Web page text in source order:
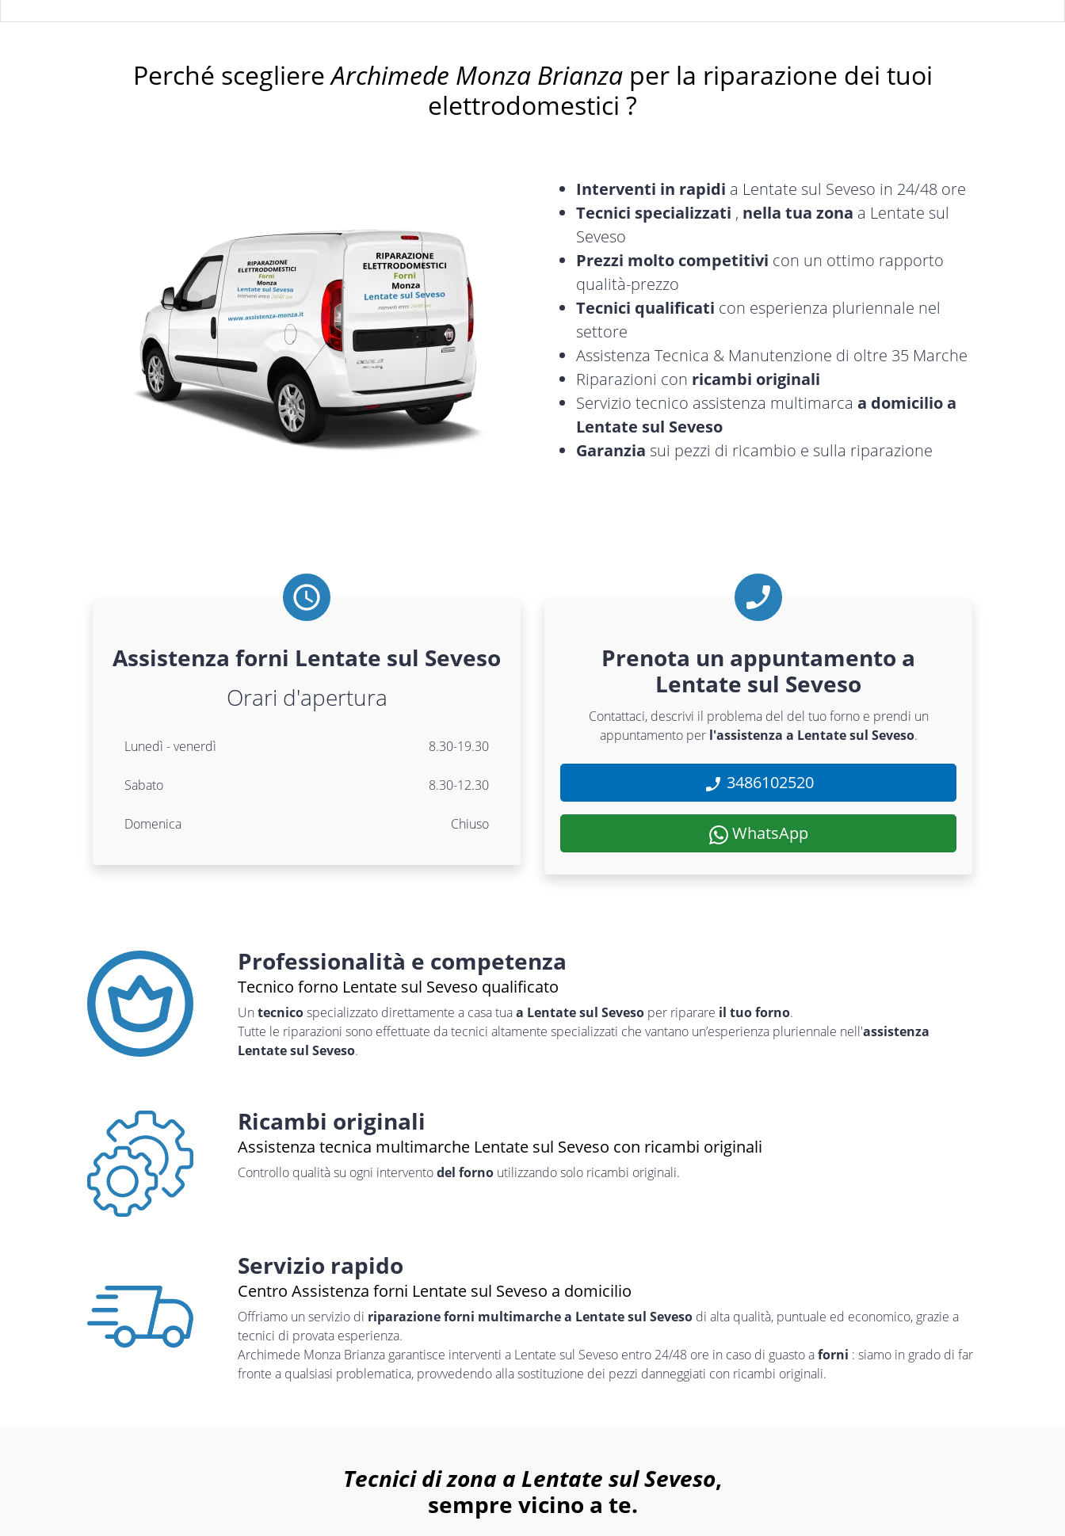
Perché scegliereArchimede Monza Brianzaper la riparazione dei tuoi
elettrodomestici ?
Interventi in rapidi a Lentate sul Seveso in 24/48 ore
Tecnici specializzati , nella tua zona a Lentate sul
Seveso
Prezzi molto competitivi con un ottimo rapporto
qualità-prezzo
Tecnici qualificati con esperienza pluriennale nel
settore
Assistenza Tecnica & Manutenzione di oltre 35 Marche
Riparazioni con ricambi originali
Servizio tecnico assistenza multimarca a domicilio a
Lentate sul Seveso
Garanzia sui pezzi di ricambio e sulla riparazione
Assistenza forni Lentate sul Seveso
Orari d'apertura
Lunedì - venerdì 8.30-19.30
Sabato 8.30-12.30
Domenica Chiuso
Prenota un appuntamento a
Lentate sul Seveso
Contattaci, descrivi il problema del del tuo forno e prendi un
appuntamento per l'assistenza a Lentate sul Seveso.
3486102520
WhatsApp
Professionalità e competenza
Tecnico forno Lentate sul Seveso qualificato
Un tecnicospecializzato direttamente a casa tuaa Lentate sul Seveso per riparare il tuo forno.
Tutte le riparazioni sono effettuate da tecnici altamente specializzati che vantano un’esperienza pluriennale nell'assistenza
Lentate sul Seveso.
Ricambi originali
Assistenza tecnica multimarche Lentate sul Seveso con ricambi originali
Controllo qualità su ogni interventodel forno utilizzando solo ricambi originali.
Servizio rapido
Centro Assistenza forni Lentate sul Seveso a domicilio
Offriamo un servizio di riparazione forni multimarche a Lentate sul Seveso di alta qualità, puntuale ed economico, grazie a
tecnici di provata esperienza.
Archimede Monza Brianza garantisce interventi a Lentate sul Seveso entro 24/48 ore in caso di guasto aforni : siamo in grado di far
fronte a qualsiasi problematica, provvedendo alla sostituzione dei pezzi danneggiati con ricambi originali.
Tecnici di zona a Lentate sul Seveso,
sempre vicino a te.